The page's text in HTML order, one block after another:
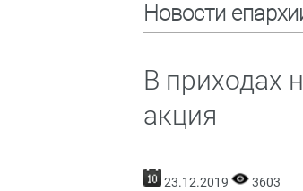
Новости
В приходах
акция
23.12.2019 3603